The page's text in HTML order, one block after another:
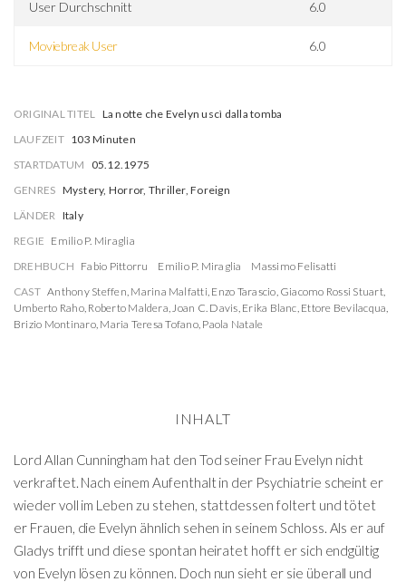
User Durchschnitt 6.0
Moviebreak User 6.0
ORIGINAL TITEL La notte che Evelyn uscì dalla tomba
LAUFZEIT 103 Minuten
STARTDATUM
05.12.1975
GENRES Mystery, Horror, Thriller, Foreign
LÄNDER Italy
REGIE Emilio P. Miraglia
DREHBUCH Fabio Pittorru Emilio P. Miraglia
Massimo Felisatti
CAST Anthony Steffen, Marina Malfatti, Enzo Tarascio, Giacomo Rossi Stuart,
Umberto Raho, Roberto Maldera,Joan C. Davis, Erika Blanc, Ettore Bevilacqua,
Brizio Montinaro, Maria Teresa Tofano, Paola Natale
INHALT
Lord Allan Cunningham hat den Tod seiner Frau Evelyn nicht
verkraftet. Nach einem Aufenthalt in der Psychiatrie scheint er
wieder voll im Leben zu stehen, stattdessen foltert und tötet
er Frauen, die Evelyn ähnlich sehen in seinem Schloss. Als er auf
Gladys trifft und diese spontan heiratet hofft er sich endgültig
von Evelyn lösen zu können. Doch nun sieht er sie überall und